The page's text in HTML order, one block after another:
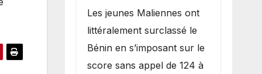
Les jeunes Maliennes ont
littéralement surclassé le
Bénin en s’imposant sur le
score sans appel de 124 à